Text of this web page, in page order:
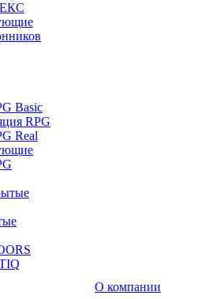
Basic
RPG
Real
О компании